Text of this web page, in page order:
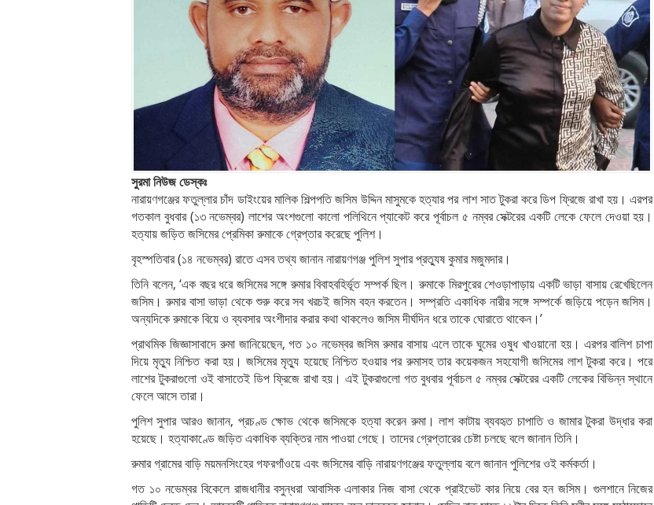
সুরমা নিউজ ডেস্কঃ
নারায়ণগঞ্জের ফতুল্লার চাঁদ ডাইংয়ের মালিক শিল্পপতি জসিম উদ্দিন মাসুমকে হত্যার পর লাশ সাত টুকরা করে ডিপ ফ্রিজে রাখা হয়। এরপর
গতকাল বুধবার (১৩ নভেম্বর) লাশের অংশগুলো কালো পলিথিনে প্যাকেট করে পূর্বাচল ৫ নম্বর সেক্টরের একটি লেকে ফেলে দেওয়া হয়।
হত্যায় জড়িত জসিমের প্রেমিকা রুমাকে গ্রেপ্তার করেছে পুলিশ।
বৃহস্পতিবার (১৪ নভেম্বর) রাতে এসব তথ্য জানান নারায়ণগঞ্জ পুলিশ সুপার প্রত্যুষ কুমার মজুমদার।
তিনি বলেন, ‘এক বছর ধরে জসিমের সঙ্গে রুমার বিবাহবহির্ভূত সম্পর্ক ছিল। রুমাকে মিরপুরের শেওড়াপাড়ায় একটি ভাড়া বাসায় রেখেছিলেন
জসিম। রুমার বাসা ভাড়া থেকে শুরু করে সব খরচই জসিম বহন করতেন। সম্প্রতি একাধিক নারীর সঙ্গে সম্পর্কে জড়িয়ে পড়েন জসিম।
অন্যদিকে রুমাকে বিয়ে ও ব্যবসার অংশীদার করার কথা থাকলেও জসিম দীর্ঘদিন ধরে তাকে ঘোরাতে থাকেন।’
প্রাথমিক জিজ্ঞাসাবাদে রুমা জানিয়েছেন, গত ১০ নভেম্বর জসিম রুমার বাসায় এলে তাকে ঘুমের ওষুধ খাওয়ানো হয়। এরপর বালিশ চাপা
দিয়ে মৃত্যু নিশ্চিত করা হয়। জসিমের মৃত্যু হয়েছে নিশ্চিত হওয়ার পর রুমাসহ তার কয়েকজন সহযোগী জসিমের লাশ টুকরা করে। পরে
লাশের টুকরাগুলো ওই বাসাতেই ডিপ ফ্রিজে রাখা হয়। এই টুকরাগুলো গত বুধবার পূর্বাচল ৫ নম্বর সেক্টরের একটি লেকের বিভিন্ন স্থানে
ফেলে আসে তারা।
পুলিশ সুপার আরও জানান, প্রচণ্ড ক্ষোভ থেকে জসিমকে হত্যা করেন রুমা। লাশ কাটায় ব্যবহৃত চাপাতি ও জামার টুকরা উদ্ধার করা
হয়েছে। হত্যাকাণ্ডে জড়িত একাধিক ব্যক্তির নাম পাওয়া গেছে। তাদের গ্রেপ্তারের চেষ্টা চলছে বলে জানান তিনি।
রুমার গ্রামের বাড়ি ময়মনসিংহের গফরগাঁওয়ে এবং জসিমের বাড়ি নারায়ণগঞ্জের ফতুল্লায় বলে জানান পুলিশের ওই কর্মকর্তা।
গত ১০ নভেম্বর বিকেলে রাজধানীর বসুন্ধরা আবাসিক এলাকার নিজ বাসা থেকে প্রাইভেট কার নিয়ে বের হন জসিম। গুলশানে নিজের